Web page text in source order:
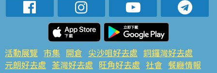
活動展覽 市集 開倉 尖沙咀好去處 銅鑼灣好去處
元朗好去處 荃灣好去處 旺角好去處 社會 餐廳情報